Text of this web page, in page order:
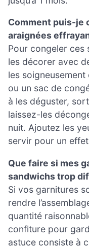
Comment puis-je
araignées
Pour congeler ces
les décorer avec
les
ou un sac de
à les déguster,
laissez-les
nuit. Ajoutez les
servir pour un
Que faire si mes
sandwichs trop
Si vos garnitures
rendre
quantité
confiture pour
astuce consiste à